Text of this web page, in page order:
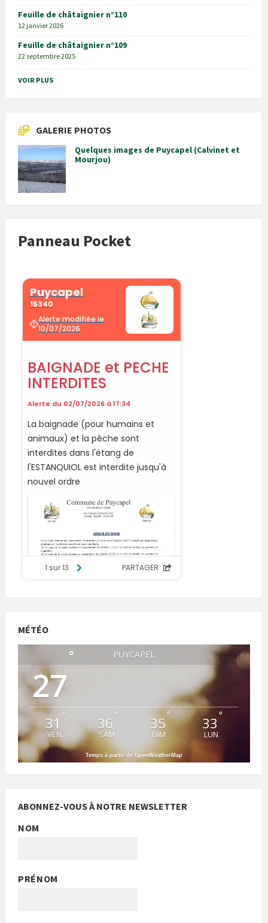
Feuille de châtaignier n°110
12 janvier 2026
Feuille de châtaignier n°109
22 septembre 2025
VOIR PLUS
GALERIE PHOTOS
Quelques images de Puycapel (Calvinet et
Mourjou)
Panneau Pocket
MÉTÉO
PUYCAPEL
27
°
31 °
VEN
36 °
SAM
35°
DIM
33 °
LUN
Temps à partir de OpenWeatherMap
ABONNEZ-VOUS À NOTRE NEWSLETTER
NOM
PRÉNOM